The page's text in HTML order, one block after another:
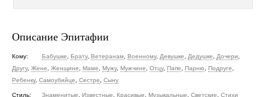
Описание Эпитафии
Кому: Бабушке Брату, Ветеранам Военному, Девушке Дедушке Дочери
Другу, Жене Женщине Маме Мужу, Мужчине Отцу, Папе Парню Подруге
Ребенку, Самоубийце Сестре Сыну
Стиль: Знаменитые Известные Красивые Музыкальные Светские Стихи